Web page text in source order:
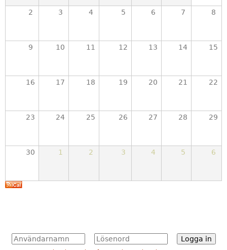
i
a
2 3 4 5 6 7 8
9 10 11 12 13 14 15
16 17 18 19 20 21 22
23 24 25 26 27 28 29
30 1 2 3 4 5 6
A
n
L
ö